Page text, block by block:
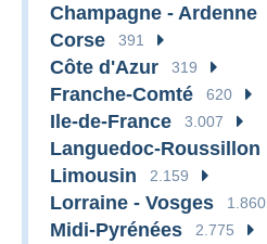
Champagne - Ardenne
Corse 391
Côte d'Azur 319
Franche-Comté 620
Ile-de-France 3.007
Languedoc-Roussillon
Limousin 2.159
Lorraine - Vosges 1.860
Midi-Pyrénées 2.775